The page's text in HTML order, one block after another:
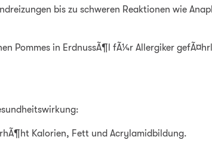
bis zu schweren Reaktionen wie
Pommes in ErdnussÃ¶l fÃ¼r Allergiker
Kalorien, Fett und Acrylamidbildung.